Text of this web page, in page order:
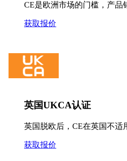
CE是欧洲市场的门槛，产品
获取报价
英国UKCA认证
英国脱欧后，CE在英国不适
获取报价